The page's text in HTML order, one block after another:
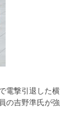
電撃引退した横
の吉野準氏が強